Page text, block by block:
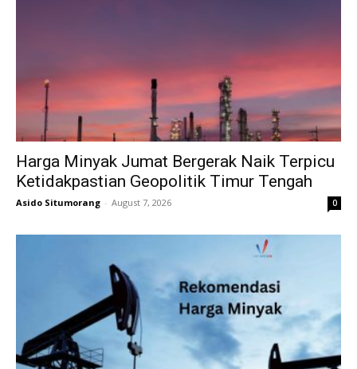
Harga Minyak Jumat Bergerak Naik Terpicu
Ketidakpastian Geopolitik Timur Tengah
Asido Situmorang - August 7, 2026 0